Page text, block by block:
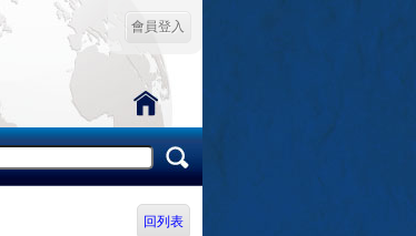
會員登入
回列表